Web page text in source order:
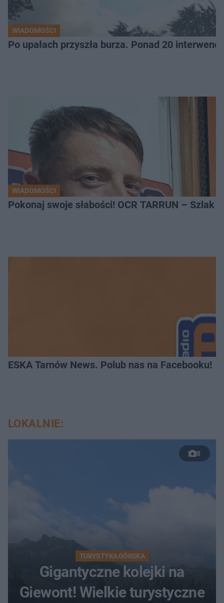
WIADOMOŚCI
Po upałach przyszła burza. Ponad 20
WIADOMOŚCI
Pokonaj swoje słabości! OCR TARRUN – Szlak
ESKA Tarnów News. Polub nas na Facebooku!
LOKALNIE:
8
TURYSTYKA GÓRSKA
Gigantyczne kolejki na
Giewont! Wielkie turystyczne